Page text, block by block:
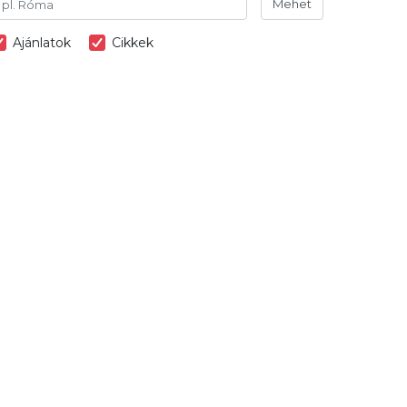
Mehet
Ajánlatok Cikkek